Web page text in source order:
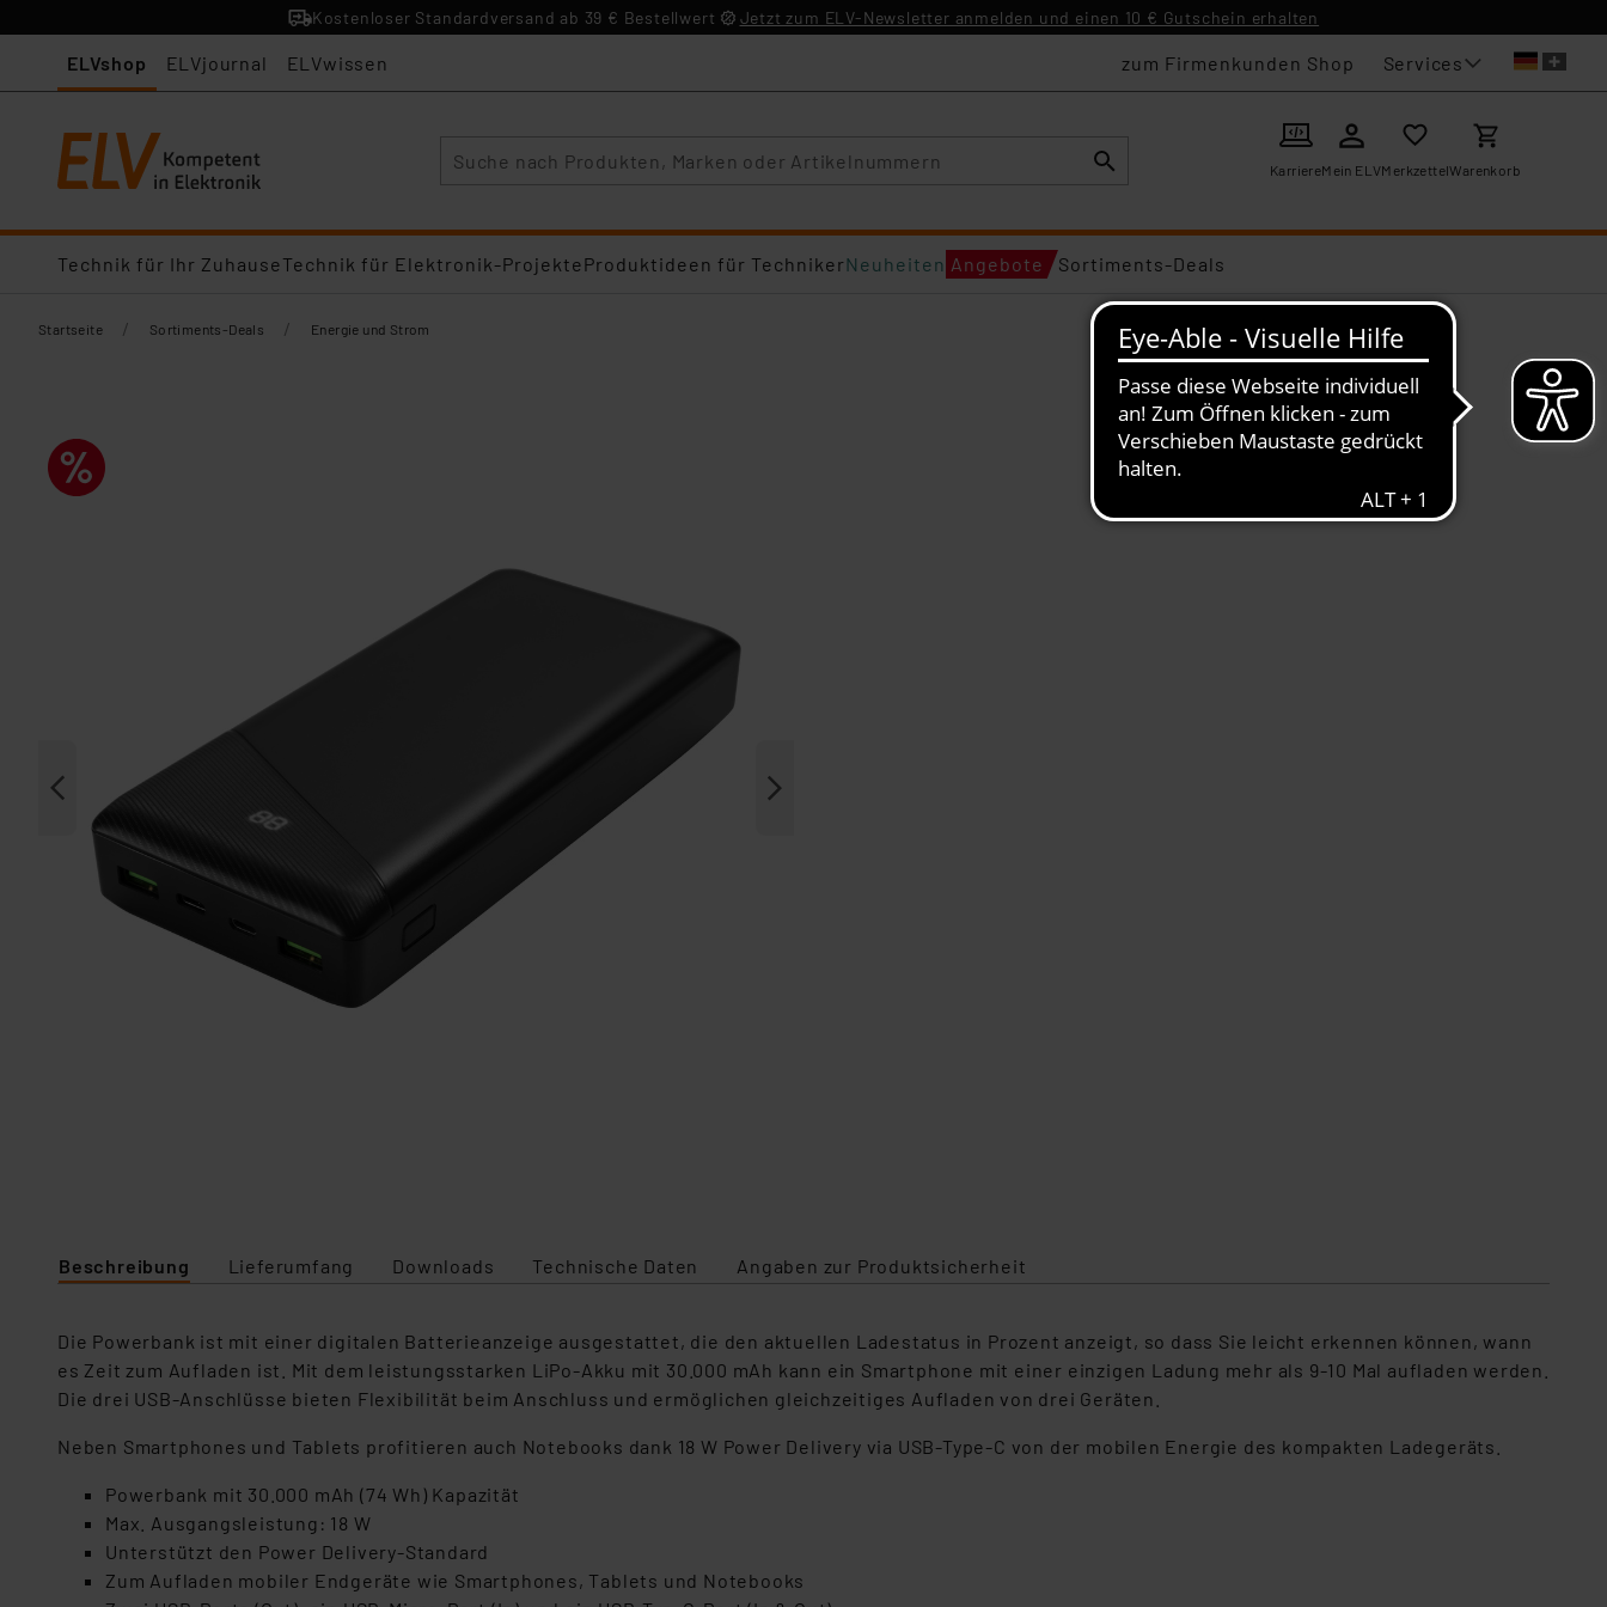
Kostenloser Standardversand ab 39 € Bestellwert Jetzt zum ELV-Newsletter anmelden und einen 10 € Gutschein erhalten
ELVshop ELVjournal ELVwissen zum Firmenkunden Shop Services
KarriereMein ELVMerkzettelWarenkorb
Technik für Ihr ZuhauseTechnik für Elektronik-ProjekteProduktideen für TechnikerNeuheiten Angebote Sortiments-Deals
Startseite / Sortiments-Deals / Energie und Strom​
Beschreibung Lieferumfang Downloads Technische Daten Angaben zur Produktsicherheit
Die Powerbank ist mit einer digitalen Batterieanzeige ausgestattet, die den aktuellen Ladestatus in Prozent anzeigt, so dass Sie leicht erkennen können, wann
es Zeit zum Aufladen ist. Mit dem leistungsstarken LiPo-Akku mit 30.000 mAh kann ein Smartphone mit einer einzigen Ladung mehr als 9-10 Mal aufladen werden.
Die drei USB-Anschlüsse bieten Flexibilität beim Anschluss und ermöglichen gleichzeitiges Aufladen von drei Geräten.
Neben Smartphones und Tablets profitieren auch Notebooks dank 18 W Power Delivery via USB-Type-C von der mobilen Energie des kompakten Ladegeräts.
Powerbank mit 30.000 mAh (74 Wh) Kapazität
Max. Ausgangsleistung: 18 W
Unterstützt den Power Delivery-Standard
Zum Aufladen mobiler Endgeräte wie Smartphones, Tablets und Notebooks